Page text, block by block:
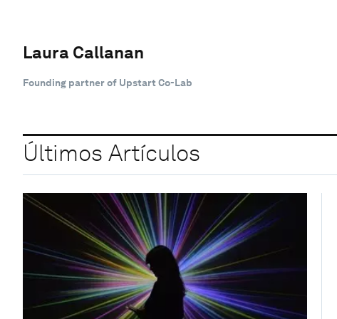
Laura Callanan
Founding partner of Upstart Co-Lab
Últimos Artículos